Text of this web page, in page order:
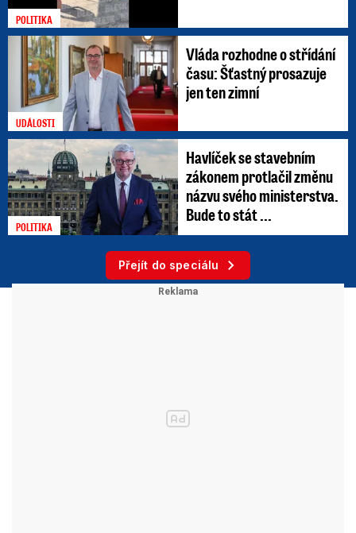
POLITIKA
UDÁLOSTI
Vláda rozhodne o střídání
času: Šťastný prosazuje
jen ten zimní
POLITIKA
Havlíček se stavebním
zákonem protlačil změnu
názvu svého ministerstva.
Bude to stát ...
Přejít do speciálu